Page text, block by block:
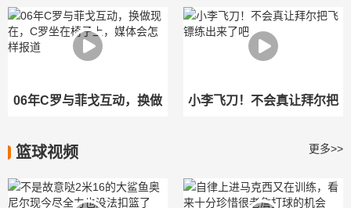
报道，微博实时热搜排名第
一
拉索门将上演15次扑救
06年C罗与菲戈互动，换做
会怎样报道
小李飞刀！不会真让拜尔把
篮球视频 更多>>